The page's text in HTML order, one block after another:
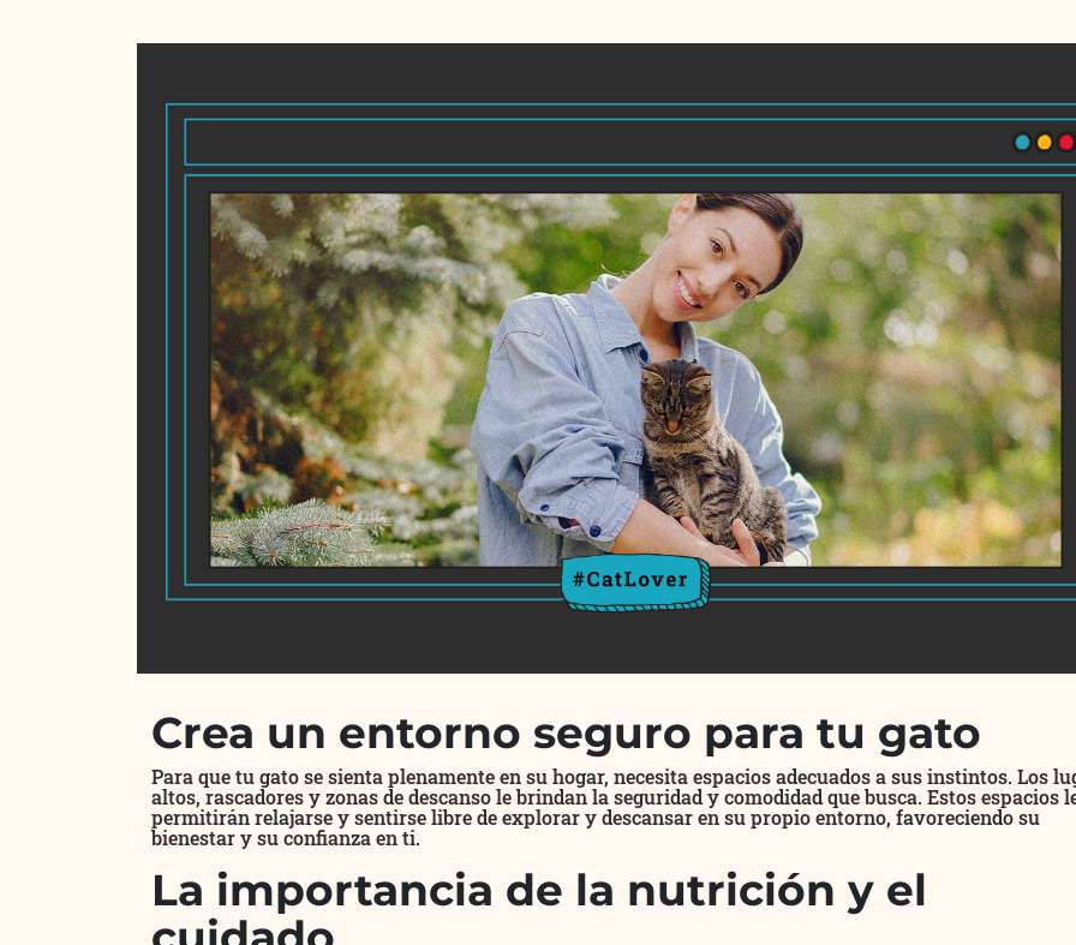
Crea un entorno seguro para tu gato
Para que tu gato se sienta plenamente en su hogar, necesita espacios adecuados a sus instintos. Los
altos, rascadores y zonas de descanso le brindan la seguridad y comodidad que busca. Estos espacios
permitirán relajarse y sentirse libre de explorar y descansar en su propio entorno, favoreciendo su
bienestar y su confianza en ti.
La importancia de la nutrición y el